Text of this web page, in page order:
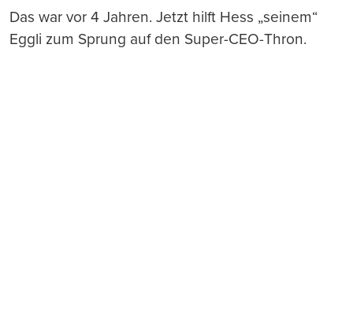
Das war vor 4 Jahren. Jetzt hilft Hess „seinem“
Eggli zum Sprung auf den Super-CEO-Thron.